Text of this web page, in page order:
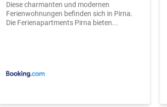
Diese charmanten und modernen
Ferienwohnungen befinden sich in Pirna.
Die Ferienapartments Pirna bieten...